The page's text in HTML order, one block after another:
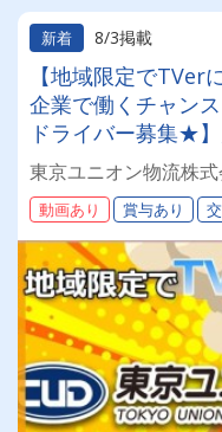
新着 8/3掲載
【地域限定でTVer
企業で働くチャン
ドライバー募集★
／昇給有／福利厚
迎◎【年間休日113
ベート充実可◎「安
オン物流でドライ
東京ユニオン物流株
動画あり 賞与あり